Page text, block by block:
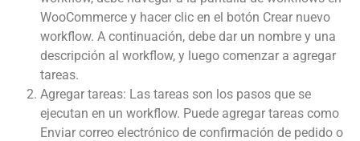
WooCommerce y hacer clic en el botón Crear nuevo
workflow. A continuación, debe dar un nombre y una
descripción al workflow, y luego comenzar a agregar
tareas.
Agregar tareas: Las tareas son los pasos que se
ejecutan en un workflow. Puede agregar tareas como
Enviar correo electrónico de confirmación de pedido o